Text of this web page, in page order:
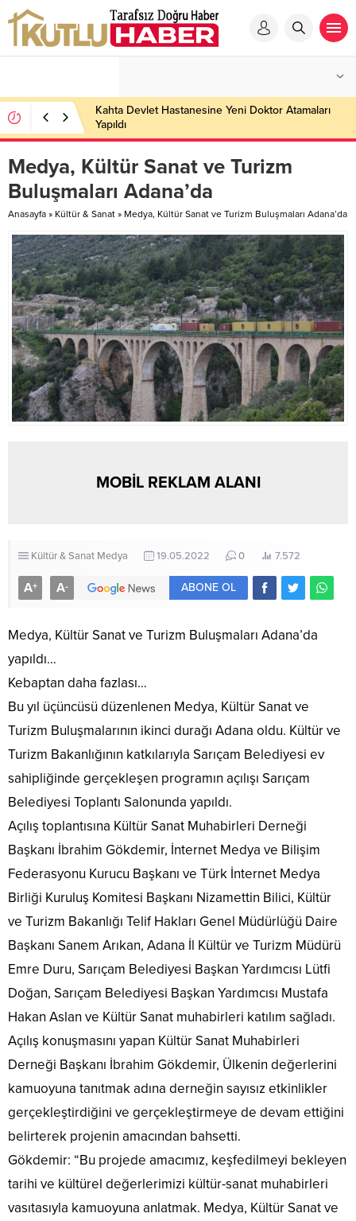
Kahta Devlet Hastanesine Yeni Doktor Atamaları
Yapıldı
Medya, Kültür Sanat ve Turizm
Buluşmaları Adana’da
Anasayfa » Kültür & Sanat » Medya, Kültür Sanat ve Turizm Buluşmaları Adana’da
MOBİL REKLAM ALANI
Kültür & Sanat Medya 19.05.2022 0 7.572
A+ A- ABONE OL
Medya, Kültür Sanat ve Turizm Buluşmaları Adana’da
yapıldı…
Kebaptan daha fazlası…
Bu yıl üçüncüsü düzenlenen Medya, Kültür Sanat ve
Turizm Buluşmalarının ikinci durağı Adana oldu. Kültür ve
Turizm Bakanlığının katkılarıyla Sarıçam Belediyesi ev
sahipliğinde gerçekleşen programın açılışı Sarıçam
Belediyesi Toplantı Salonunda yapıldı.
Açılış toplantısına Kültür Sanat Muhabirleri Derneği
Başkanı İbrahim Gökdemir, İnternet Medya ve Bilişim
Federasyonu Kurucu Başkanı ve Türk İnternet Medya
Birliği Kuruluş Komitesi Başkanı Nizamettin Bilici, Kültür
ve Turizm Bakanlığı Telif Hakları Genel Müdürlüğü Daire
Başkanı Sanem Arıkan, Adana İl Kültür ve Turizm Müdürü
Emre Duru, Sarıçam Belediyesi Başkan Yardımcısı Lütfi
Doğan, Sarıçam Belediyesi Başkan Yardımcısı Mustafa
Hakan Aslan ve Kültür Sanat muhabirleri katılım sağladı.
Açılış konuşmasını yapan Kültür Sanat Muhabirleri
Derneği Başkanı İbrahim Gökdemir, Ülkenin değerlerini
kamuoyuna tanıtmak adına derneğin sayısız etkinlikler
gerçekleştirdiğini ve gerçekleştirmeye de devam ettiğini
belirterek projenin amacından bahsetti.
Gökdemir: “Bu projede amacımız, keşfedilmeyi bekleyen
tarihi ve kültürel değerlerimizi kültür-sanat muhabirleri
vasıtasıyla kamuoyuna anlatmak. Medya, Kültür Sanat ve